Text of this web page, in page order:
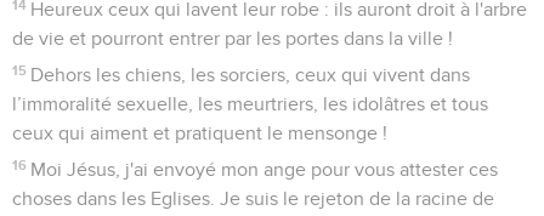
14 Heureux ceux qui lavent leur robe : ils auront droit à l'arbre
de vie et pourront entrer par les portes dans la ville !
15 Dehors les chiens, les sorciers, ceux qui vivent dans
l’immoralité sexuelle, les meurtriers, les idolâtres et tous
ceux qui aiment et pratiquent le mensonge !
16 Moi Jésus, j'ai envoyé mon ange pour vous attester ces
choses dans les Eglises. Je suis le rejeton de la racine de